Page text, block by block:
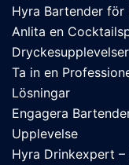
Hyra Bartender för
Anlita en
Dryckesupplevelser
Ta in en
Lösningar
Engagera
Upplevelse
Hyra Drinkexpert